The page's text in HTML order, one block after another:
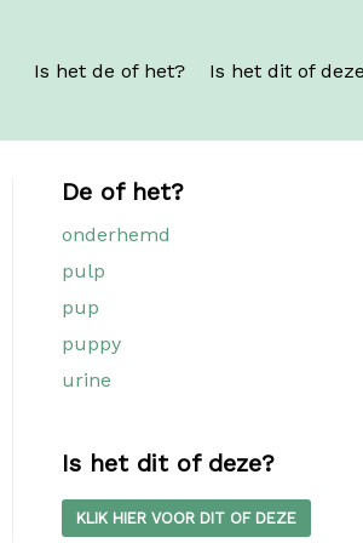
Is het de of het? Is het dit of
De of het?
onderhemd
pulp
pup
puppy
urine
Is het dit of deze?
KLIK HIER VOOR DIT OF DEZE